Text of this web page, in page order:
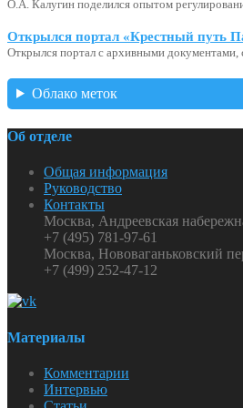
О.А. Калугин поделился опытом
Открылся портал «Крестный путь
Открылся портал с архивными
Облако меток
Об отделе
Общая информация
Руководство
Контакты
Москва, Андреевская
+7 (495) 781-97-61
Москва, Нововаганьковский
+7 (499) 252-47-12
Материалы
Комментарии
Интервью